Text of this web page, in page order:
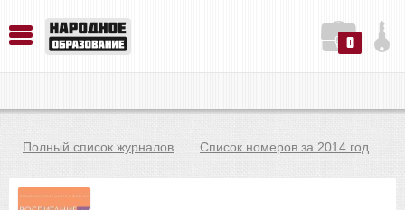
0
Полный список журналов Список номеров за 2014 год